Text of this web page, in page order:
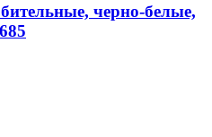
черно-белые,